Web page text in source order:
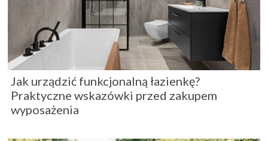
Jak urządzić funkcjonalną łazienkę?
Praktyczne wskazówki przed zakupem
wyposażenia